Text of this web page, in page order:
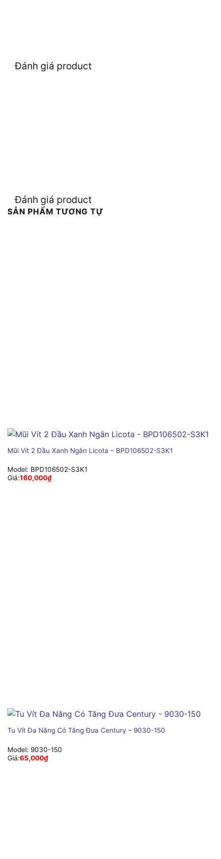
Đánh giá product
Đánh giá product
SẢN PHẨM TƯƠNG TỰ
Mũi Vít 2 Đầu Xanh Ngắn Licota – BPD106502-S3K1
Model: BPD106502-S3K1
Giá:160,000₫
Tu Vít Đa Năng Có Tăng Đưa Century – 9030-150
Model: 9030-150
Giá:65,000₫